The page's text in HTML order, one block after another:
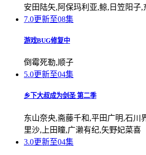
安田陆矢,阿保玛利亚,鲸,日笠阳子,
7.0更新至08集
游戏BUG修复中
倒霉死勒,顺子
5.0更新至04集
乡下大叔成为剑圣 第二季
东山奈央,斋藤千和,平田广明,石川
里沙,上田瞳,广濑有纪,矢野妃菜喜
3.0更新至04集